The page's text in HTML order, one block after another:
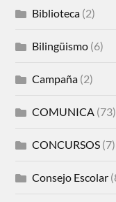
Biblioteca (2)
Bilingüismo (6)
Campaña (2)
COMUNICA (73)
CONCURSOS (7)
Consejo Escolar